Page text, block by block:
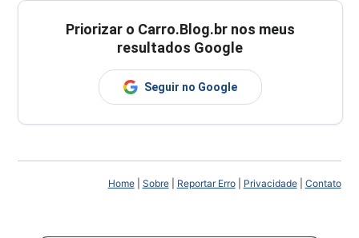
Priorizar o Carro.Blog.br nos meus
resultados Google
Seguir no Google
Home| Sobre| Reportar Erro| Privacidade| Contato